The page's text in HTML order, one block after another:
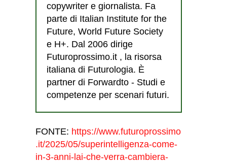
copywriter e giornalista. Fa
parte di Italian Institute for the
Future, World Future Society
e H+. Dal 2006 dirige
Futuroprossimo.it , la risorsa
italiana di Futurologia. È
partner di Forwardto - Studi e
competenze per scenari futuri.
FONTE: https://www.futuroprossimo
.it/2025/05/superintelligenza-come-
in-3-anni-lai-che-verra-cambiera-